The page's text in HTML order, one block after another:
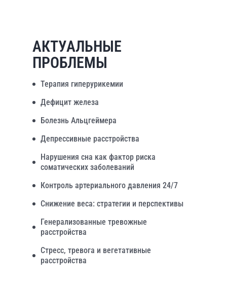
АКТУАЛЬНЫЕ
ПРОБЛЕМЫ
Терапия гиперурикемии
Дефицит железа
Болезнь Альцгеймера
Депрессивные расстройства
Нарушения сна как фактор риска
соматических заболеваний
Контроль артериального давления 24/7
Снижение веса: стратегии и перспективы
Генерализованные тревожные
расстройства
Стресс, тревога и вегетативные
расстройства